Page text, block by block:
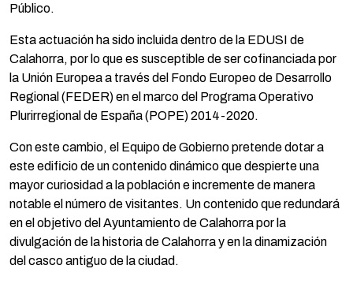
Público.
Esta actuación ha sido incluida dentro de la EDUSI de
Calahorra, por lo que es susceptible de ser cofinanciada por
la Unión Europea a través del Fondo Europeo de Desarrollo
Regional (FEDER) en el marco del Programa Operativo
Plurirregional de España (POPE) 2014-2020.
Con este cambio, el Equipo de Gobierno pretende dotar a
este edificio de un contenido dinámico que despierte una
mayor curiosidad a la población e incremente de manera
notable el número de visitantes. Un contenido que redundará
en el objetivo del Ayuntamiento de Calahorra por la
divulgación de la historia de Calahorra y en la dinamización
del casco antiguo de la ciudad.